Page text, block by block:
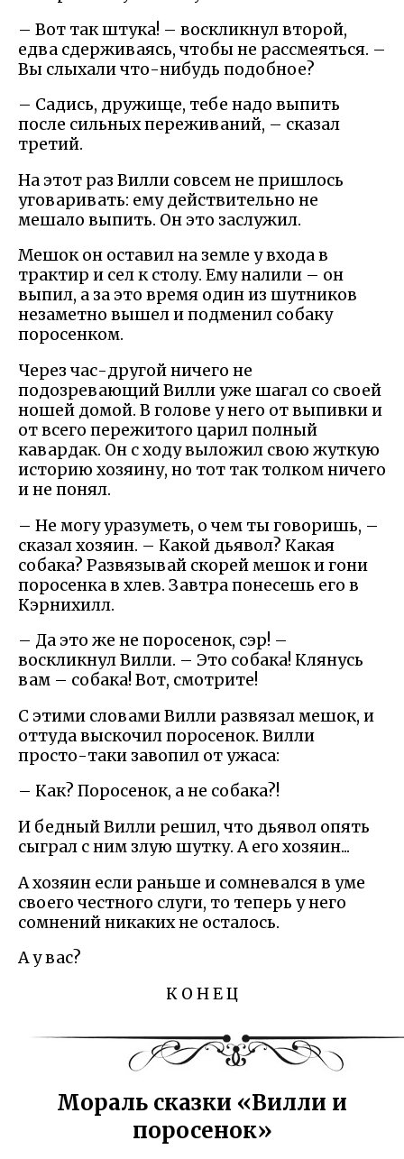
– Вот так штука! – воскликнул второй,
едва сдерживаясь, чтобы не рассмеяться. –
Вы слыхали что-нибудь подобное?
– Садись, дружище, тебе надо выпить
после сильных переживаний, – сказал
третий.
На этот раз Вилли совсем не пришлось
уговаривать: ему действительно не
мешало выпить. Он это заслужил.
Мешок он оставил на земле у входа в
трактир и сел к столу. Ему налили – он
выпил, а за это время один из шутников
незаметно вышел и подменил собаку
поросенком.
Через час-другой ничего не
подозревающий Вилли уже шагал со своей
ношей домой. В голове у него от выпивки и
от всего пережитого царил полный
кавардак. Он с ходу выложил свою жуткую
историю хозяину, но тот так толком ничего
и не понял.
– Не могу уразуметь, о чем ты говоришь, –
сказал хозяин. – Какой дьявол? Какая
собака? Развязывай скорей мешок и гони
поросенка в хлев. Завтра понесешь его в
Кэрнихилл.
– Да это же не поросенок, сэр! –
воскликнул Вилли. – Это собака! Клянусь
вам – собака! Вот, смотрите!
С этими словами Вилли развязал мешок, и
оттуда выскочил поросенок. Вилли
просто-таки завопил от ужаса:
– Как? Поросенок, а не собака?!
И бедный Вилли решил, что дьявол опять
сыграл с ним злую шутку. А его хозяин...
А хозяин если раньше и сомневался в уме
своего честного слуги, то теперь у него
сомнений никаких не осталось.
А у вас?
К О Н Е Ц
Мораль сказки «Вилли и
поросенок»